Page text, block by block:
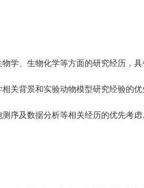
学、生物化学等方面的研究经历，
关背景和实验动物模型研究经验的
序及数据分析等相关经历的优先考虑